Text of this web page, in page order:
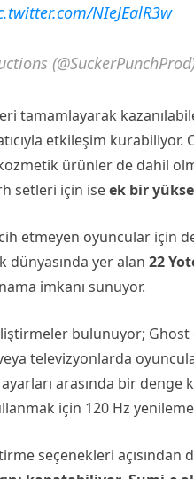
NIeJEalR3w
tamamlayarak
etkileşim kurabiliyor.
ürünler de dahil
setleri için iseek bir
etmeyen oyuncular için
dünyasında yer alan 22
imkanı sunuyor.
bulunuyor; Ghost
televizyonlarda
ayarları arasında bir denge
için 120 Hz
seçenekleri açısından